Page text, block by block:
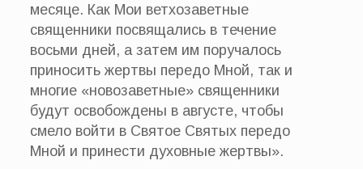
месяце. Как Мои ветхозаветные
священники посвящались в течение
восьми дней, а затем им поручалось
приносить жертвы передо Мной, так и
многие «новозаветные» священники
будут освобождены в августе, чтобы
смело войти в Святое Святых передо
Мной и принести духовные жертвы».